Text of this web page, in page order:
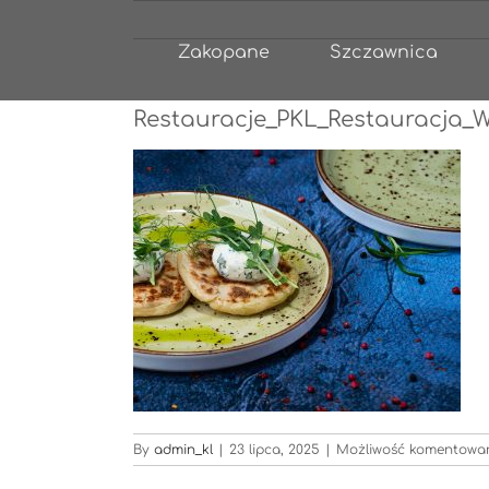
Zakopane Szczawnica
By admin_kl | 23 lipca, 2025 | Możliwość